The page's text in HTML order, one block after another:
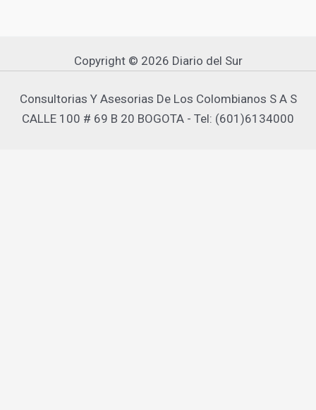
Copyright © 2026 Diario del Sur
Consultorias Y Asesorias De Los Colombianos S A S
CALLE 100 # 69 B 20 BOGOTA - Tel: (601)6134000